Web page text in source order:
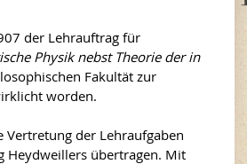
der Lehrauftrag für
Physik nebst Theorie der in
Fakultät zur
worden.
der Lehraufgaben
Heydweillers übertragen. Mit